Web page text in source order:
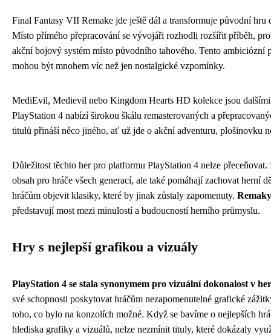
Final Fantasy VII Remake jde ještě dál a transformuje původní hru
Místo přímého přepracování se vývojáři rozhodli rozšířit příběh,
akční bojový systém místo původního tahového. Tento ambiciózní
mohou být mnohem víc než jen nostalgické vzpomínky.
MediEvil, Medievil nebo Kingdom Hearts HD kolekce jsou
PlayStation 4 nabízí širokou škálu remasterovaných a
titulů přináší něco jiného, ať už jde o akční adventuru, plošinovku
Důležitost těchto her pro platformu PlayStation 4 nelze
obsah pro hráče všech generací, ale také pomáhají zachovat herní
hráčům objevit klasiky, které by jinak zůstaly zapomenuty.
představují most mezi minulostí a budoucností herního průmyslu.
Hry s nejlepší grafikou a vizuály
PlayStation 4 se stala synonymem pro vizuální dokonalost v
své schopnosti poskytovat hráčům nezapomenutelné grafické
toho, co bylo na konzolích možné. Když se bavíme o nejlepších
hlediska grafiky a vizuálů, nelze nezmínit tituly, které dokázaly